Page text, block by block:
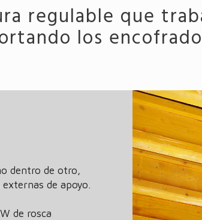
regulable que
los
dentro de otro,
de apoyo.
de rosca